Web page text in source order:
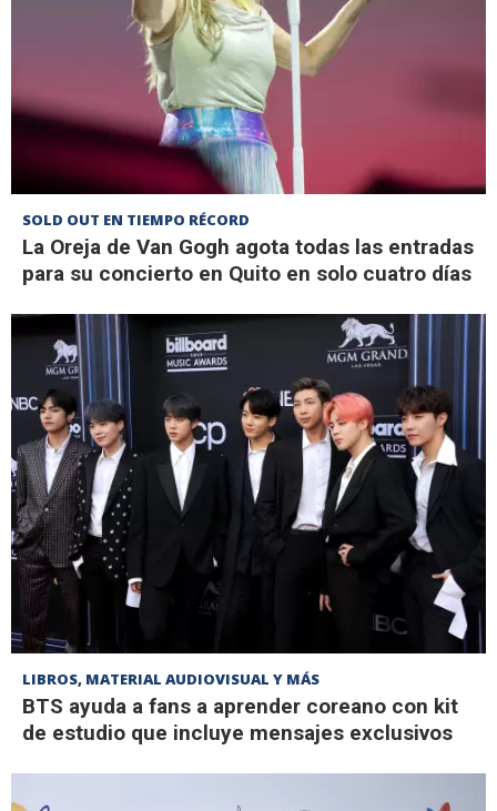
SOLD OUT EN TIEMPO RÉCORD
La Oreja de Van Gogh agota todas las entradas
para su concierto en Quito en solo cuatro días
LIBROS, MATERIAL AUDIOVISUAL Y MÁS
BTS ayuda a fans a aprender coreano con kit
de estudio que incluye mensajes exclusivos